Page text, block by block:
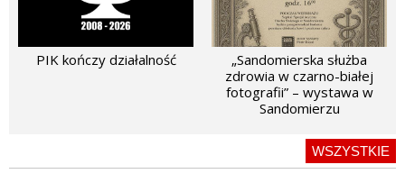
PIK kończy działalność
„Sandomierska służba
zdrowia w czarno-białej
fotografii” – wystawa w
Sandomierzu
WSZYSTKIE